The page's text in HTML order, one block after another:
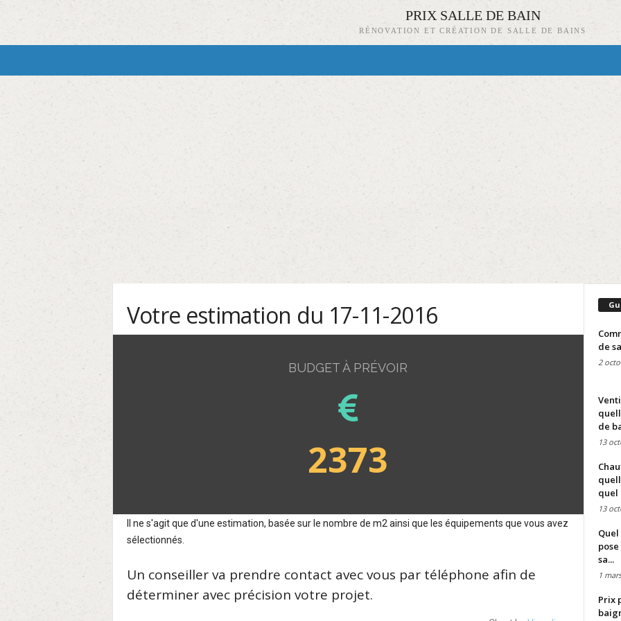
PRIX SALLE DE BAIN
RÉNOVATION ET CRÉATION DE SALLE DE BAINS
Votre estimation du 17-11-2016
BUDGET À PRÉVOIR
2373
Il ne s'agit que d'une estimation, basée sur le nombre de m2 ainsi que les équipements que vous avez
sélectionnés.
Un conseiller va prendre contact avec vous par téléphone afin de
déterminer avec précision votre projet.
de
2
de
13
quel
13
sa...
1
Prix